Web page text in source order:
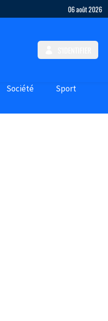
06 août 2026
Société Sport